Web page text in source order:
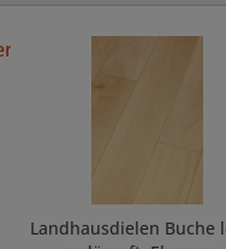
Landhausdielen Buche